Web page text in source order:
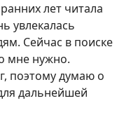
лет читала
увлекалась
Сейчас в поиске
мне нужно.
поэтому думаю о
дальнейшей